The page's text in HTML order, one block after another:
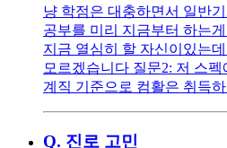
냥 학점은 대충하면서 일반
공부를 미리 지금부터 하는
지금 열심히 할 자신이있는
모르겠습니다 질문2: 저 스
계직 기준으로 컴활은 취득
Q. 진로 고민